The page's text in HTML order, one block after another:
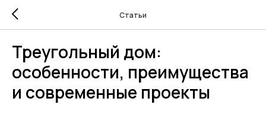
Статьи
Треугольный дом:
особенности, преимущества
и современные проекты